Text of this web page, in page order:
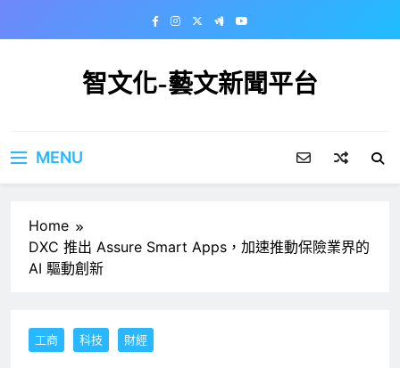
智文化-藝文新聞平台
MENU
Home
DXC 推出 Assure Smart Apps，加速推動保險業界的
AI 驅動創新
工商 科技 財經